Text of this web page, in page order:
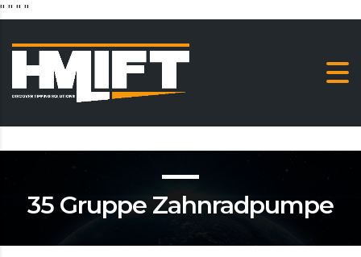
" " " "
35 Gruppe Zahnradpumpe